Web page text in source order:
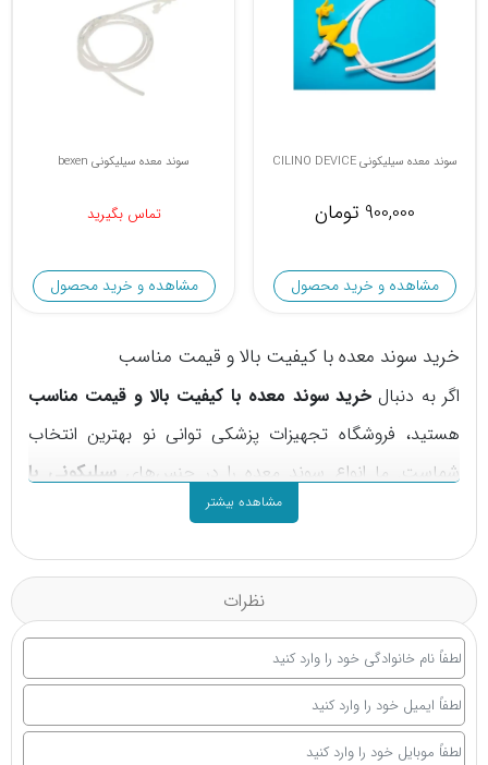
سوند معده سیلیکونی CILINO DEVICE
900,000 تومان
مشاهده و خرید محصول
سوند معده سیلیکونی bexen
تماس بگیرید
مشاهده و خرید محصول
خرید سوند معده با کیفیت بالا و قیمت مناسب
اگر به دنبالخرید سوند معده با کیفیت بالا و قیمت مناسب
هستید، فروشگاه تجهیزات پزشکی توانی نو بهترین انتخاب
شماست. ما انواع سوند معده را در جنس‌های سیلیکونی با
ارائه می‌کنیم تا پاسخگوی نیازهای
خرید عمده، می‌توانیدسوند معده با کیفیت تضمینیرا تنها با
چند کلیک سفارش دهید و از ارسال سریع و مطمئن بهره‌مند
شوید. تجربه خرید آسان، سریع و مطمئن را با توانی نو داشته
باشید.
لیست قیمت و خرید سوند معده با بهترین کیفیت و قیمت
مشاهده بیشتر
نظرات